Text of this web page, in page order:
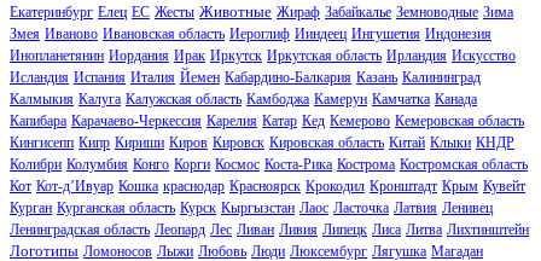
Екатеринбург Елец ЕС Жесты Животные Жираф Забайкалье Земноводные Зима
Змея Иваново Ивановская область Иероглиф Ииндеец Ингушетия Индонезия
Инопланетянин Иордания Ирак Иркутск Иркутская область Ирландия Искусство
Исландия Испания Италия Йемен Кабардино-Балкария Казань Калининград
Калмыкия Калуга Калужская область Камбоджа Камерун Камчатка Канада
Капибара Карачаево-Черкессия Карелия Катар Кед Кемерово Кемеровская область
Кингисепп Кипр Кириши Киров Кировск Кировская область Китай Клыки КНДР
Колибри Колумбия Конго Корги Космос Коста-Рика Кострома Костромская область
Кот Кот-д’Ивуар Кошка краснодар Красноярск Крокодил Кронштадт Крым Кувейт
Курган Курганская область Курск Кыргызстан Лаос Ласточка Латвия Ленивец
Ленинградская область Леопард Лес Ливан Ливия Липецк Лиса Литва Лихтинштейн
Логотипы Ломоносов Лыжи Любовь Люди Люксембург Лягушка Магадан